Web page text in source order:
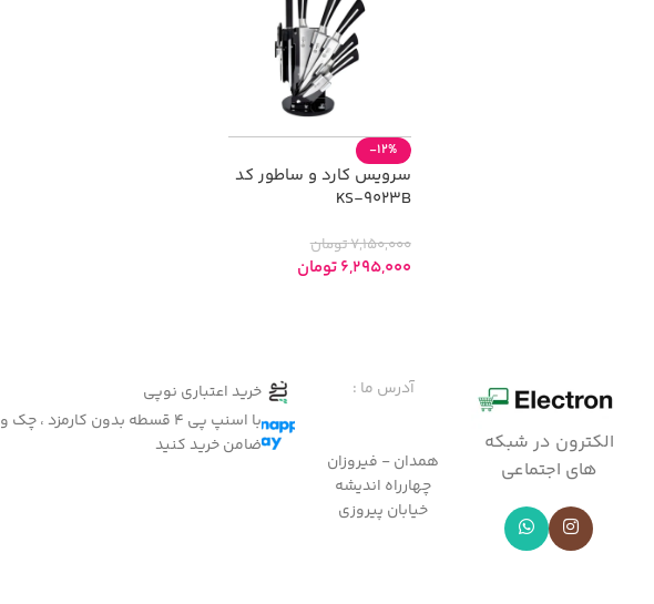
-12%
سرویس کارد و ساطور کد
KS-9023B
7,150,000تومان
6,295,000تومان
الکترون در شبکه
های اجتماعی
آدرس ما :
همدان - فیروزان
چهارراه اندیشه
خیابان پیروزی
خرید اعتباری نوپی
با اسنپ پی 4 قسطه بدون کارمزد ، چک و
ضامن خرید کنید